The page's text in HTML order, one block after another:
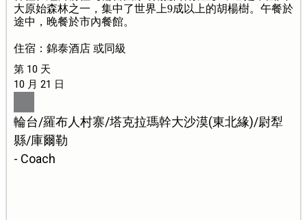
大原始森林之一，集中了世界上9成以上的胡楊樹。午餐於
途中，晚餐於市內餐館。
住宿：錦泰酒店 或同級
第 10 天
10 月 21 日
輪台/羅布人村寨/塔克拉瑪幹大沙漠(東北緣)/尉犁
縣/庫爾勒
- Coach